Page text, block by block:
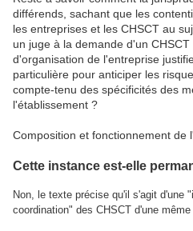
différends, sachant que les
les entreprises et les CHSCT au
un juge à la demande d'un
d'organisation de l'entreprise
particulière pour anticiper les
compte-tenu des spécificités des
l'établissement ?
Composition et fonctionnement de
Cette instance est-elle
Non, le texte précise qu'il s'agit d'une
coordination" des CHSCT d'une